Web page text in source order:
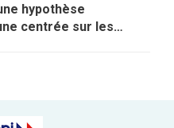
hypothèse
centrée sur les